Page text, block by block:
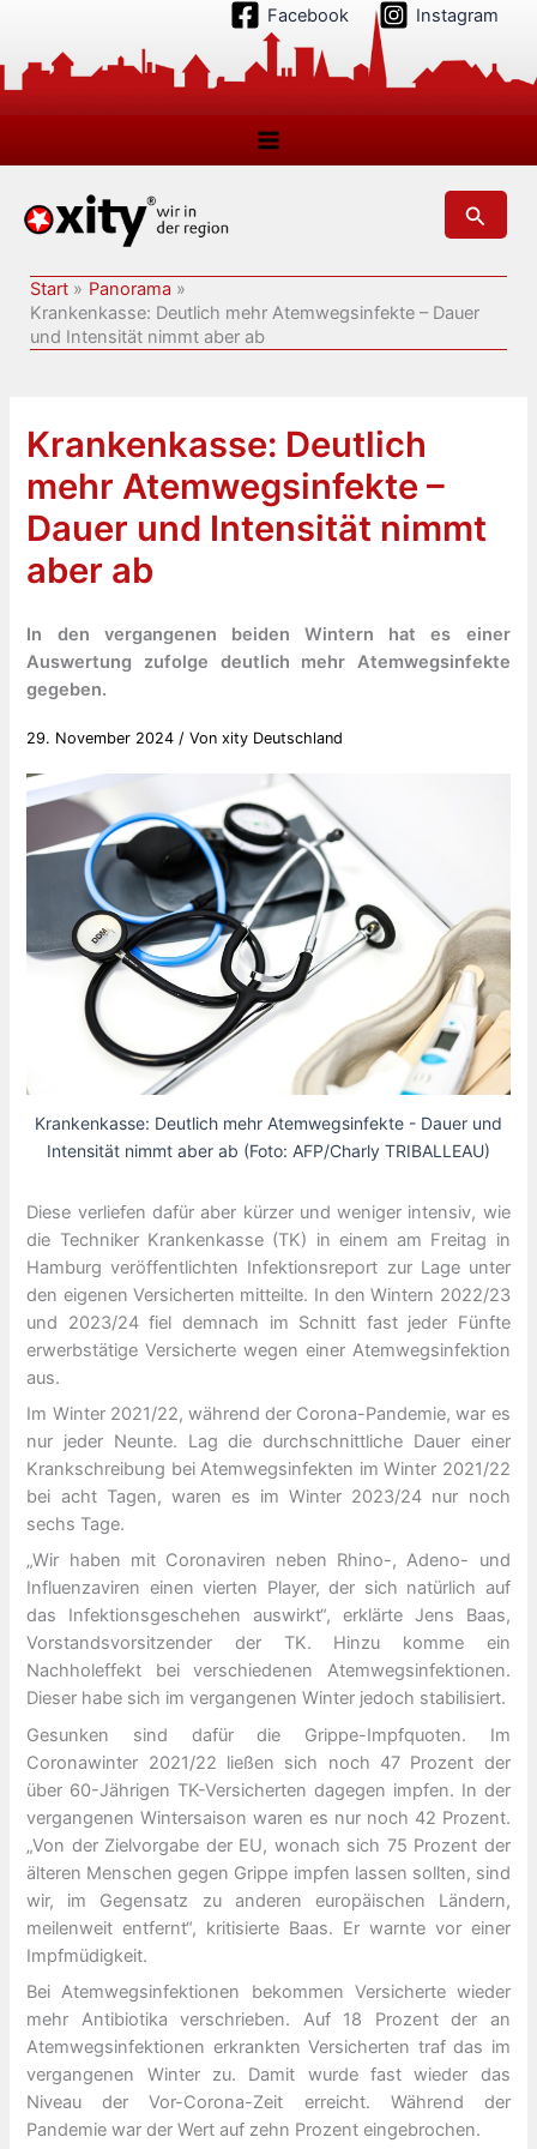
springen
Facebook Instagram
Suchen
Start
Panorama
Krankenkasse: Deutlich mehr Atemwegsinfekte – Dauer
und Intensität nimmt aber ab
Krankenkasse: Deutlich
mehr Atemwegsinfekte –
Dauer und Intensität nimmt
aber ab
In den vergangenen beiden Wintern hat es einer
Auswertung zufolge deutlich mehr Atemwegsinfekte
gegeben.
29. November 2024 / Vonxity Deutschland
Krankenkasse: Deutlich mehr Atemwegsinfekte - Dauer und
Intensität nimmt aber ab (Foto: AFP/Charly TRIBALLEAU)
Diese verliefen dafür aber kürzer und weniger intensiv, wie
die Techniker Krankenkasse (TK) in einem am Freitag in
Hamburg veröffentlichten Infektionsreport zur Lage unter
den eigenen Versicherten mitteilte. In den Wintern 2022/23
und 2023/24 fiel demnach im Schnitt fast jeder Fünfte
erwerbstätige Versicherte wegen einer Atemwegsinfektion
aus.
Im Winter 2021/22, während der Corona-Pandemie, war es
nur jeder Neunte. Lag die durchschnittliche Dauer einer
Krankschreibung bei Atemwegsinfekten im Winter 2021/22
bei acht Tagen, waren es im Winter 2023/24 nur noch
sechs Tage.
„Wir haben mit Coronaviren neben Rhino-, Adeno- und
Influenzaviren einen vierten Player, der sich natürlich auf
das Infektionsgeschehen auswirkt“, erklärte Jens Baas,
Vorstandsvorsitzender der TK. Hinzu komme ein
Nachholeffekt bei verschiedenen Atemwegsinfektionen.
Dieser habe sich im vergangenen Winter jedoch stabilisiert.
Gesunken sind dafür die Grippe-Impfquoten. Im
Coronawinter 2021/22 ließen sich noch 47 Prozent der
über 60-Jährigen TK-Versicherten dagegen impfen. In der
vergangenen Wintersaison waren es nur noch 42 Prozent.
„Von der Zielvorgabe der EU, wonach sich 75 Prozent der
älteren Menschen gegen Grippe impfen lassen sollten, sind
wir, im Gegensatz zu anderen europäischen Ländern,
meilenweit entfernt“, kritisierte Baas. Er warnte vor einer
Impfmüdigkeit.
Bei Atemwegsinfektionen bekommen Versicherte wieder
mehr Antibiotika verschrieben. Auf 18 Prozent der an
Atemwegsinfektionen erkrankten Versicherten traf das im
vergangenen Winter zu. Damit wurde fast wieder das
Niveau der Vor-Corona-Zeit erreicht. Während der
Pandemie war der Wert auf zehn Prozent eingebrochen.